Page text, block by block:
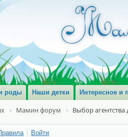
роды Наши детки Интересное и
Мамин форум Выбор
Войти